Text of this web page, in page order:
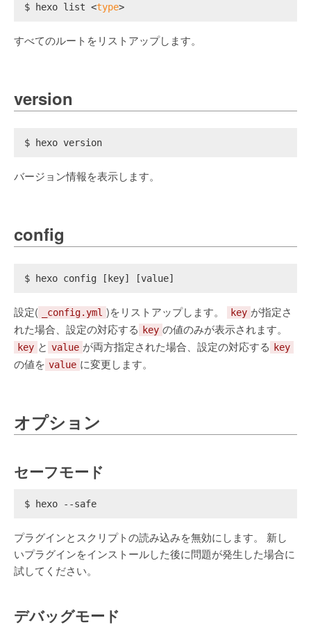
$ hexo list <type>
すべてのルートをリストアップします。
version
$ hexo version
バージョン情報を表示します。
config
$ hexo config [key] [value]
設定( _config.yml )をリストアップします。 key が指定さ
れた場合、設定の対応する key の値のみが表示されます。
key と value が両方指定された場合、設定の対応する key
の値を value に変更します。
オプション
セーフモード
$ hexo --safe
プラグインとスクリプトの読み込みを無効にします。 新し
いプラグインをインストールした後に問題が発生した場合に
試してください。
デバッグモード